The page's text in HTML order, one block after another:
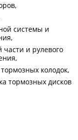
системы и
части и рулевого
колодок
тормозных дисков